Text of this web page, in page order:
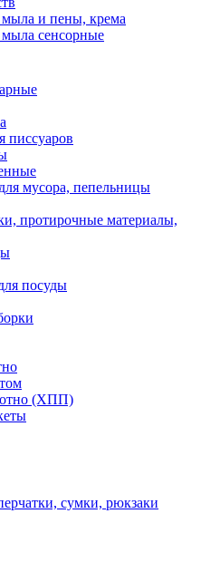
и пены, крема
сенсорные
писсуаров
мусора, пепельницы
протирочные материалы,
посуды
(ХПП)
сумки, рюкзаки